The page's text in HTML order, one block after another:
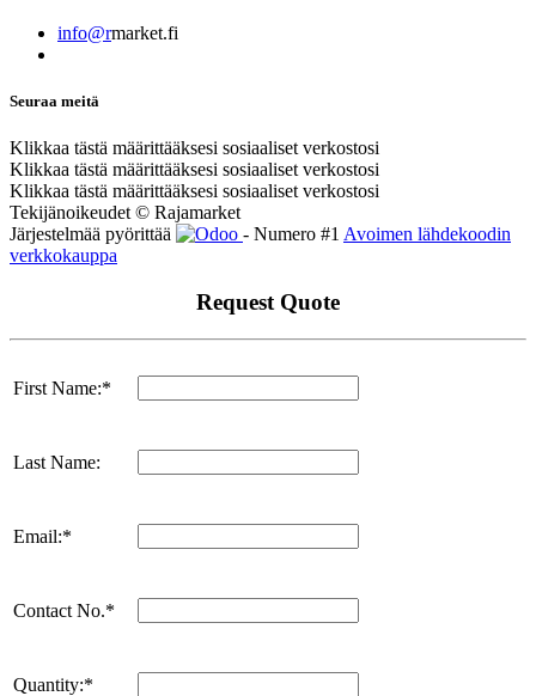
info@rmarket.fi
Seuraa meitä
Klikkaa tästä määrittääksesi sosiaaliset verkostosi
Klikkaa tästä määrittääksesi sosiaaliset verkostosi
Klikkaa tästä määrittääksesi sosiaaliset verkostosi
Tekijänoikeudet © Rajamarket
Järjestelmää pyörittää
- Numero #1 Avoimen lähdekoodin
verkkokauppa
Request Quote
First Name:*
Last Name:
Email:*
Contact No.*
Quantity:*